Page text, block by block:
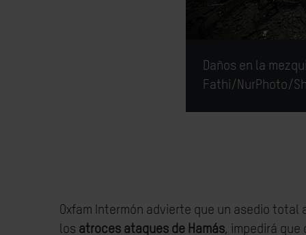
Daños en la
Fathi/NurPhoto/
Oxfam Intermón advierte que un asedio
los atroces ataques de Hamás, impedirá